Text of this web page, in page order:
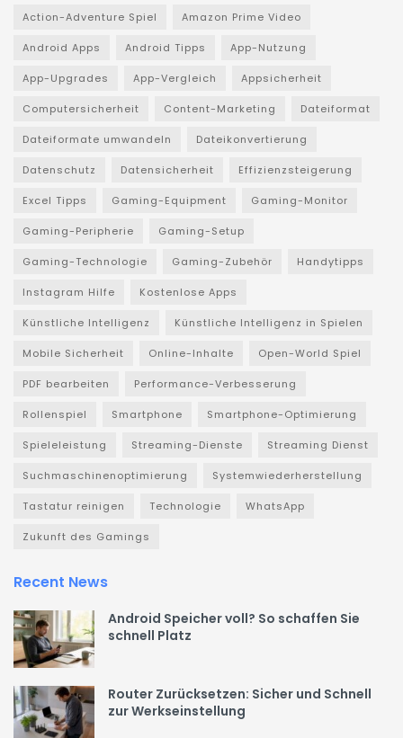
Action-Adventure Spiel Amazon Prime Video
Android Apps Android Tipps App-Nutzung
App-Upgrades App-Vergleich Appsicherheit
Computersicherheit Content-Marketing Dateiformat
Dateiformate umwandeln Dateikonvertierung
Datenschutz Datensicherheit Effizienzsteigerung
Excel Tipps Gaming-Equipment Gaming-Monitor
Gaming-Peripherie Gaming-Setup
Gaming-Technologie Gaming-Zubehör Handytipps
Instagram Hilfe Kostenlose Apps
Künstliche Intelligenz Künstliche Intelligenz in Spielen
Mobile Sicherheit Online-Inhalte Open-World Spiel
PDF bearbeiten Performance-Verbesserung
Rollenspiel Smartphone Smartphone-Optimierung
Spieleleistung Streaming-Dienste Streaming Dienst
Suchmaschinenoptimierung Systemwiederherstellung
Tastatur reinigen Technologie WhatsApp
Zukunft des Gamings
Recent News
Android Speicher voll? So schaffen Sie
schnell Platz
Router Zurücksetzen: Sicher und Schnell
zur Werkseinstellung